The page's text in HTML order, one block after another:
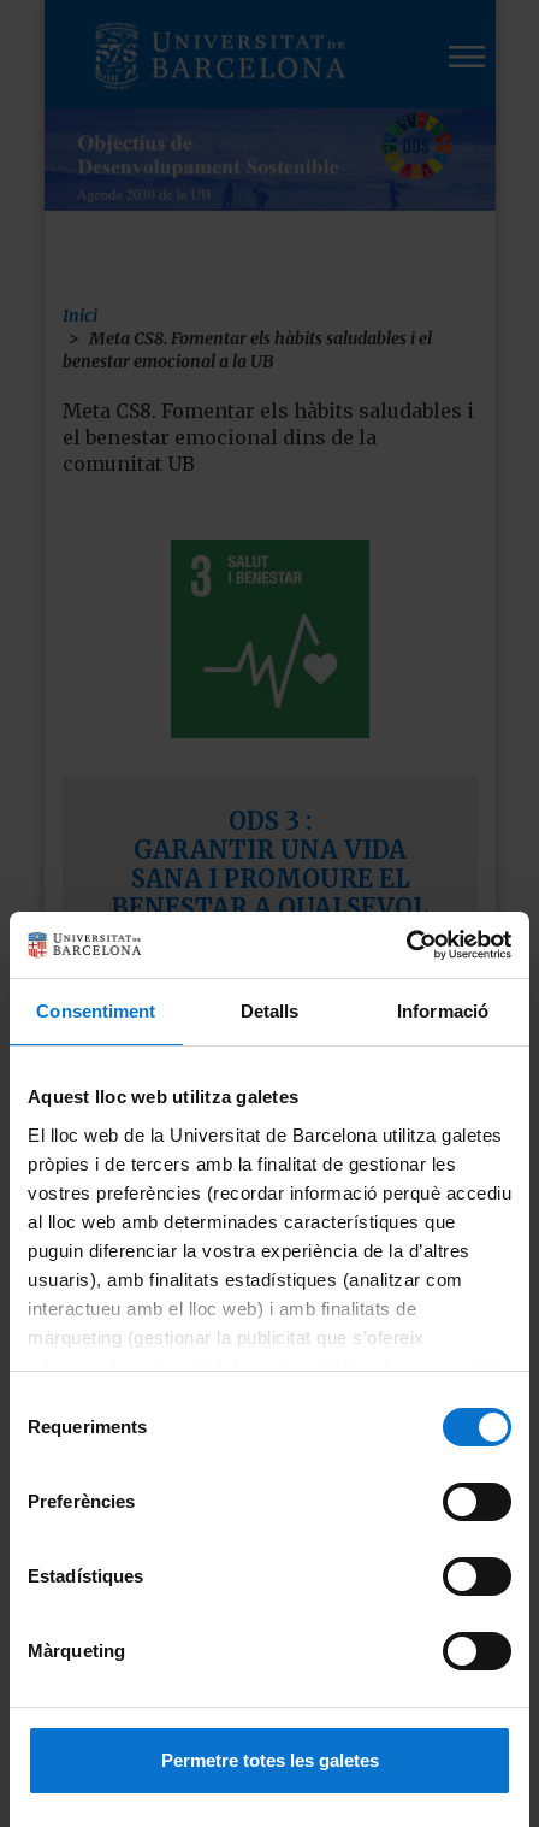
Consentiment Detalls Informació
Aquest lloc web utilitza galetes
El lloc web de la Universitat de Barcelona utilitza galetes
pròpies i de tercers amb la finalitat de gestionar les
vostres preferències (recordar informació perquè accediu
al lloc web amb determinades característiques que
puguin diferenciar la vostra experiència de la d’altres
usuaris), amb finalitats estadístiques (analitzar com
interactueu amb el lloc web) i amb finalitats de
màrqueting (gestionar la publicitat que s’ofereix
adequant-la en funció dels vostres hàbits de navegació).
consultar laPolítica de galetes del lloc web de la
Requeriments
Preferències
Estadístiques
Màrqueting
Permetre totes les galetes
contingut
Fil
Inici
Meta CS8. Fomentar els hàbits saludables i el
benestar emocional a la UB
Meta CS8. Fomentar els hàbits saludables i
el benestar emocional dins de la
comunitat UB
ODS 3 :
GARANTIR UNA VIDA
SANA I PROMOURE EL
BENESTAR A QUALSEVOL
ODS 2:
ASSOLIR LA SEGURETAT
Compromís
social